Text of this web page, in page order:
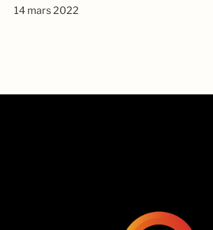
14 mars 2022